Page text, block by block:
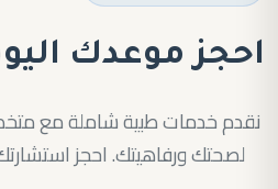
احجز موعدك
نقدم خدمات طبية شاملة مع
لصحتك ورفاهيتك. احجز